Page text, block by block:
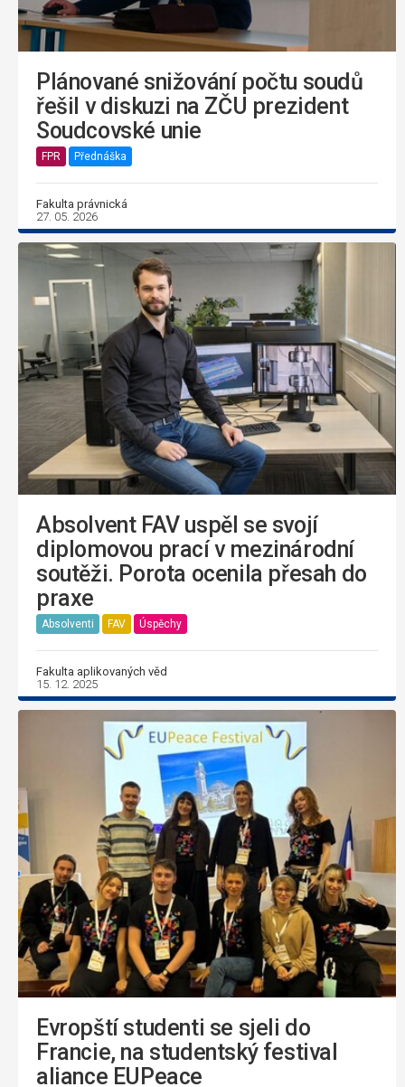
Plánované snižování počtu soudů
řešil v diskuzi na ZČU prezident
Soudcovské unie
FPR Přednáška
Fakulta právnická
27. 05. 2026
Absolvent FAV uspěl se svojí
diplomovou prací v mezinárodní
soutěži. Porota ocenila přesah do
praxe
Absolventi FAV Úspěchy
Fakulta aplikovaných věd
15. 12. 2025
Evropští studenti se sjeli do
Francie, na studentský festival
aliance EUPeace